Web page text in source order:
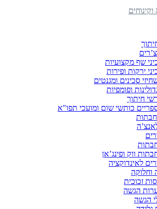
שף מקצועיות
ירקות ופירות
סכינים ומגנטים
ופומפיות
חיתוך
כותשי שום ומועכי תפו"א
ווק ופינג’אן
לאינדוקציה
וחלוקה
זכוכית
הגשה
הגשה